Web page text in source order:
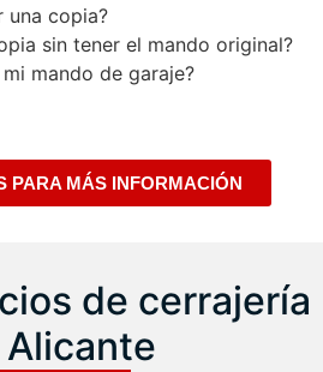
una copia?
sin tener el mando original?
mando de garaje?
PARA MÁS INFORMACIÓN
de cerrajería
Alicante